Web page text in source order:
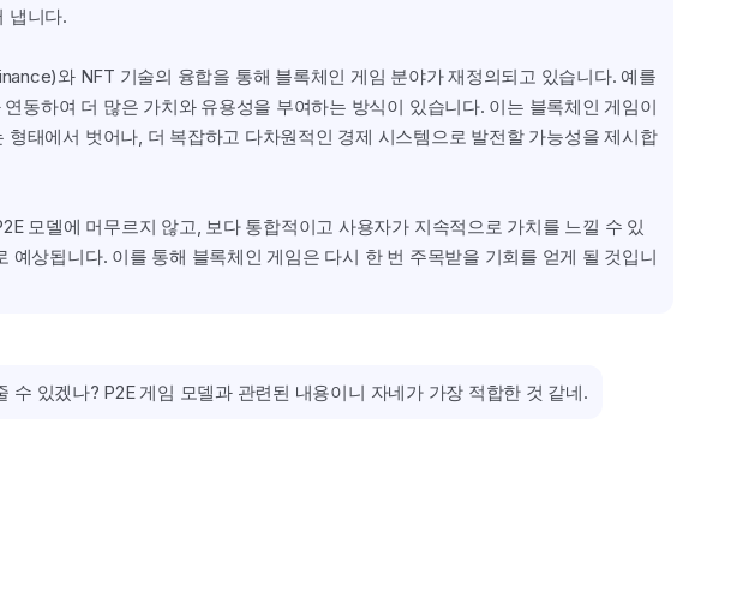
냅니다.
와 NFT 기술의 융합을 통해 블록체인 게임 분야가 재정의되고 있습니다. 예를
동하여 더 많은 가치와 유용성을 부여하는 방식이 있습니다. 이는 블록체인 게임이
태에서 벗어나, 더 복잡하고 다차원적인 경제 시스템으로 발전할 가능성을 제시합
모델에 머무르지 않고, 보다 통합적이고 사용자가 지속적으로 가치를 느낄 수 있
예상됩니다. 이를 통해 블록체인 게임은 다시 한 번 주목받을 기회를 얻게 될 것입니
수 있겠나? P2E 게임 모델과 관련된 내용이니 자네가 가장 적합한 것 같네.